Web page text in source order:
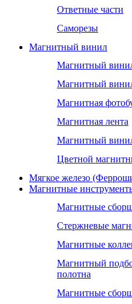
Ответные части
Саморезы
Магнитный винил
Магнитный
Магнитный
Магнитная
Магнитная лента
Магнитный
Цветной
Мягкое железо
Магнитные
Магнитные
Стержневые
Магнитные
Магнитный
полотна
Магнитные